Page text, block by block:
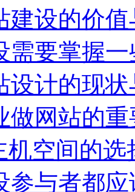
建设的价
需要掌握
设计的现
做网站的重
机空间的选
参与者都